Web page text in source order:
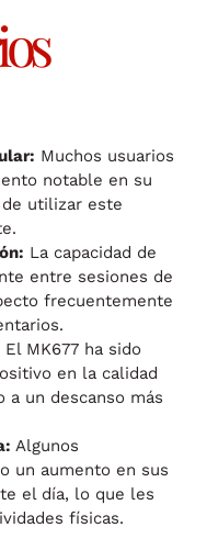
Muchos usuarios
notable en su
utilizar este
La capacidad de
entre sesiones de
frecuentemente
El MK677 ha sido
en la calidad
a un descanso más
Algunos
un aumento en sus
el día, lo que les
físicas.